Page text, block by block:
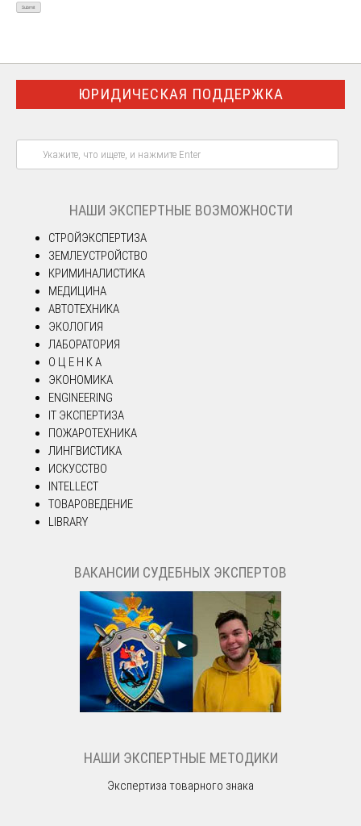
ЮРИДИЧЕСКАЯ ПОДДЕРЖКА
НАШИ ЭКСПЕРТНЫЕ ВОЗМОЖНОСТИ
СТРОЙЭКСПЕРТИЗА
ЗЕМЛЕУСТРОЙСТВО
КРИМИНАЛИСТИКА
МЕДИЦИНА
АВТОТЕХНИКА
ЭКОЛОГИЯ
ЛАБОРАТОРИЯ
О Ц Е Н К А
ЭКОНОМИКА
ENGINEERING
IT ЭКСПЕРТИЗА
ПОЖАРОТЕХНИКА
ЛИНГВИСТИКА
ИСКУССТВО
INTELLECT
ТОВАРОВЕДЕНИЕ
LIBRARY
ВАКАНСИИ СУДЕБНЫХ ЭКСПЕРТОВ
НАШИ ЭКСПЕРТНЫЕ МЕТОДИКИ
Экспертиза товарного знака